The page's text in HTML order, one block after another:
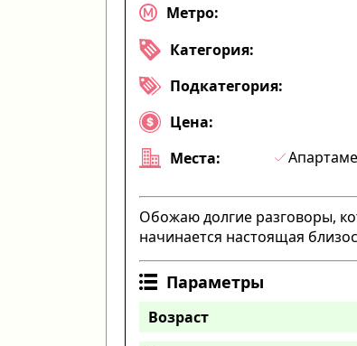
Метро:
Категория:
Подкатегория:
Цена:
Места:
Обожаю долгие разговоры,
начинается настоящая
Параметры
Возраст